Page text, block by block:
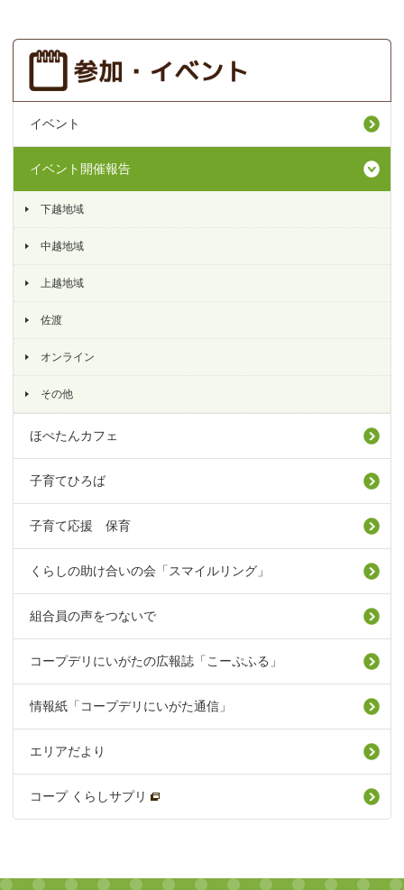
イベント
イベント開催報告
下越地域
中越地域
上越地域
佐渡
オンライン
その他
ほぺたんカフェ
子育てひろば
子育て応援 保育
くらしの助け合いの会「スマイルリング」
組合員の声をつないで
コープデリにいがたの広報誌「こーぷふる」
情報紙「コープデリにいがた通信」
エリアだより
コープ くらしサプリ